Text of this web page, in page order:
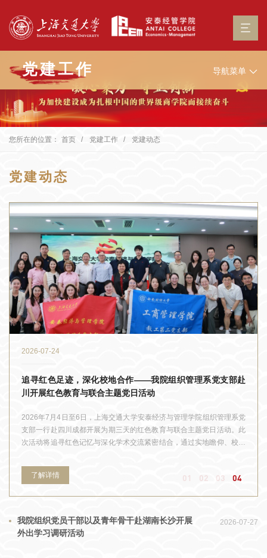
党建工作 导航菜单
您所在的位置： 首页 党建工作 党建动态
党建动态
02 03 04
2026-07-24
追寻红色足迹，深化校地合作——我院组织管理系党支部赴
川开展红色教育与联合主题党日活动
2026年7月4日至6日，上海交通大学安泰经济与管理学院组织管理系党
支部一行赴四川成都开展为期三天的红色教育与联合主题党日活动。此
次活动将追寻红色记忆与深化学术交流紧密结合，通过实地瞻仰、校际
推动党建与业务深度融合，共探工商管理学科在新时代背景下的创新发
展路径。缅怀革命先烈，传承红色基因7月4日下午，支部一行抵达成都
放和国家建设英勇献身的革命先烈。陵园内安葬着从辛亥革命时期到
“5·12”抗震救灾中牺牲的111位英烈，他们的事迹让在场的每一位教师
了解详情
我院组织党员干部以及青年骨干赴湖南长沙开展
外出学习调研活动
2026-07-27